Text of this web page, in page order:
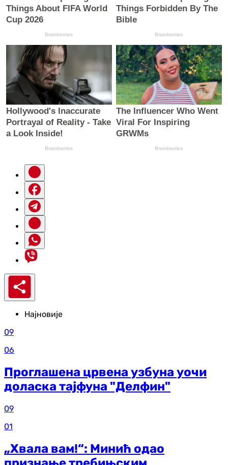
Најновије
09
06
Проглашена црвена узбуна уочи
доласка тајфуна "Делфин"
09
01
„Хвала вам!“: Минић одао